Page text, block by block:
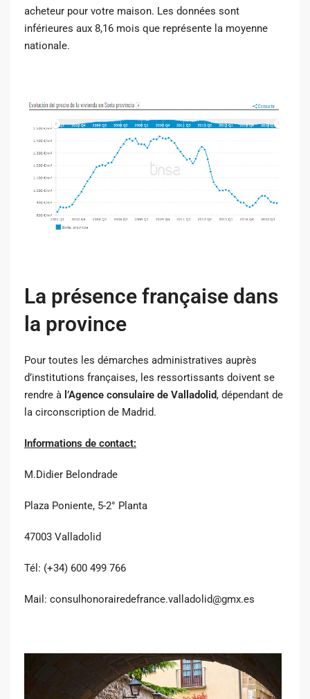
acheteur pour votre maison. Les données sont
inférieures aux 8,16 mois que représente la moyenne
nationale.
La présence française dans
la province
Pour toutes les démarches administratives auprès
d’institutions françaises, les ressortissants doivent se
rendre à l’Agence consulaire de Valladolid, dépendant de
la circonscription de Madrid.
Informations de contact:
M.Didier Belondrade
Plaza Poniente, 5-2° Planta
47003 Valladolid
Tél: (+34) 600 499 766
Mail: consulhonorairedefrance.valladolid@gmx.es